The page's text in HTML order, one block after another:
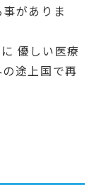
がありま
優しい医療
途上国で再